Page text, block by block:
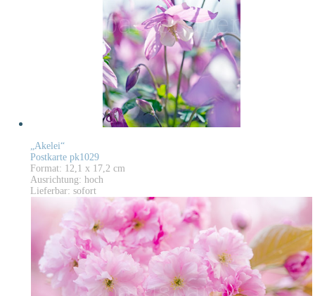
„Akelei“
Postkarte pk1029
Format: 12,1 x 17,2 cm
Ausrichtung: hoch
Lieferbar: sofort